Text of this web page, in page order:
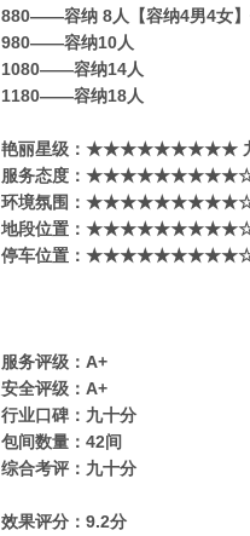
880——容纳 8人【容纳4男4女
980——容纳10人
1080——容纳14人
1180——容纳18人
艳丽星级​‌‌：★★★★★★★★★ 九
服务态度：★★★★★★★★★☆
环境氛围：★★★★★★★★★☆
地段位置：★★★★★★★★★☆
停车位置：★★★★★★★★★☆
服务评级：A+
安全评级：A+
行业口碑：九十分
包间数量：42间
综合考评：九十分
效果评分：9.2分